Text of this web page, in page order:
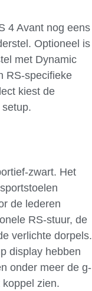
4 Avant nog eens
Optioneel is
met Dynamic
RS-specifieke
kiest de
zwart. Het
de lederen
RS-stuur, de
verlichte dorpels.
display hebben
onder meer de g-
zien.